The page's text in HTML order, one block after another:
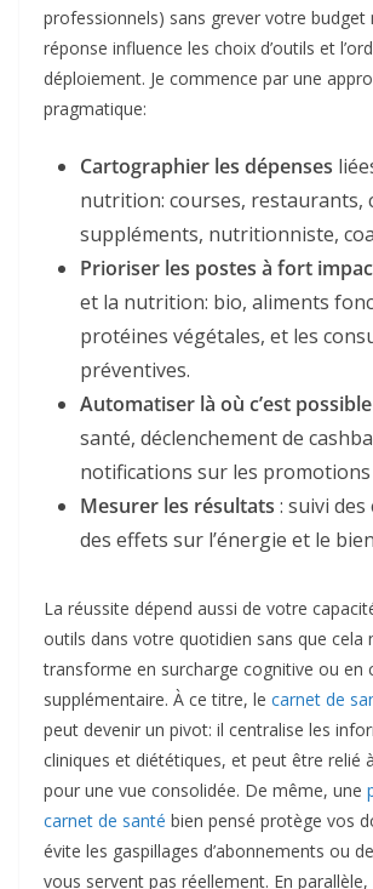
professionnels) sans grever votre budget
réponse influence les choix d’outils et
déploiement. Je commence par une
pragmatique:
Cartographier les dépenses
nutrition: courses, restaurants,
suppléments, nutritionniste,
Prioriser les postes à fort
et la nutrition: bio, aliments
protéines végétales, et les
préventives.
Automatiser là où c’est possible
santé, déclenchement de
notifications sur les promotions
Mesurer les résultats : suivi
des effets sur l’énergie et le
La réussite dépend aussi de votre
outils dans votre quotidien sans que cela
transforme en surcharge cognitive ou en
supplémentaire. À ce titre, le carnet de
peut devenir un pivot: il centralise les
cliniques et diététiques, et peut être relié
pour une vue consolidée. De même, une
carnet de santé bien pensé protège vos
évite les gaspillages d’abonnements ou
vous servent pas réellement. En parallèle,